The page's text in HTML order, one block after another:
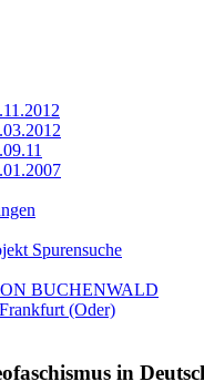
Spurensuche
BUCHENWALD
(Oder)
in